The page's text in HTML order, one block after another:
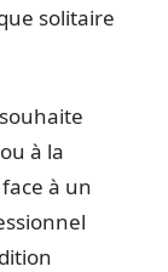
solitaire
à la
à un